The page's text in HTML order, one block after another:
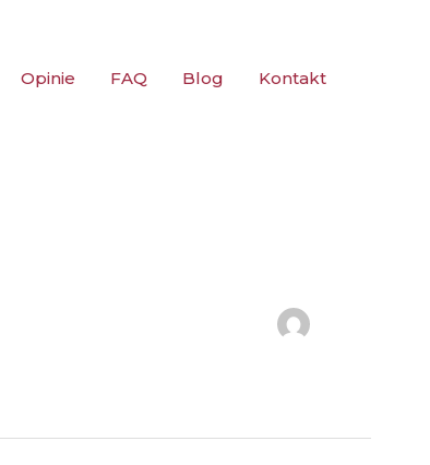
Opinie FAQ Blog Kontakt